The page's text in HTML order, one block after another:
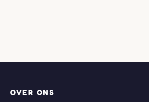
OVER ONS